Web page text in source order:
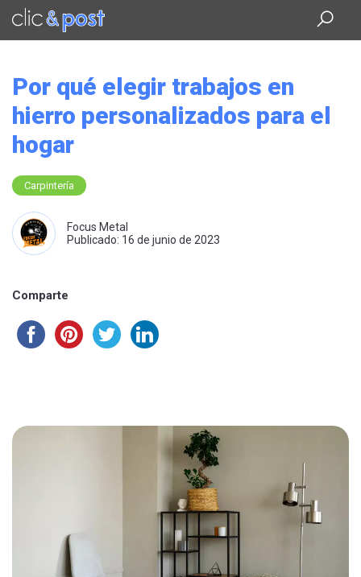
Saltar
contenido
Por qué elegir trabajos en
hierro personalizados para el
hogar
Carpintería
Focus Metal
Publicado: 16 de junio de 2023
Comparte